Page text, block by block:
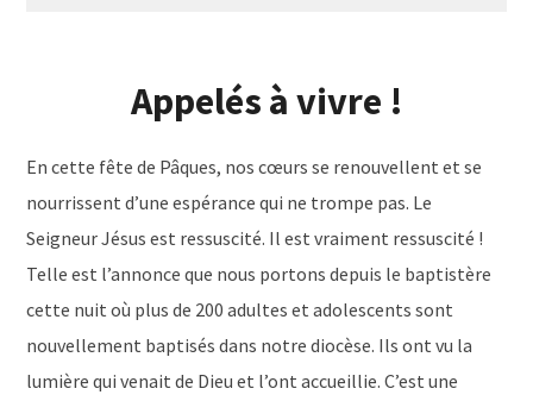
Appelés à vivre !
En cette fête de Pâques, nos cœurs se renouvellent et se
nourrissent d’une espérance qui ne trompe pas. Le
Seigneur Jésus est ressuscité. Il est vraiment ressuscité !
Telle est l’annonce que nous portons depuis le baptistère
cette nuit où plus de 200 adultes et adolescents sont
nouvellement baptisés dans notre diocèse. Ils ont vu la
lumière qui venait de Dieu et l’ont accueillie. C’est une